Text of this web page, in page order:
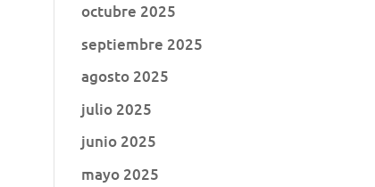
octubre 2025
septiembre 2025
agosto 2025
julio 2025
junio 2025
mayo 2025